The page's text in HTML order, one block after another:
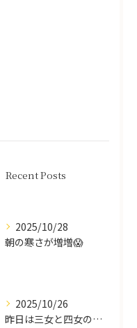
Recent Posts
2025/10/28
朝の寒さが増増😱
2025/10/26
昨日は三女と四女の運動会🥰